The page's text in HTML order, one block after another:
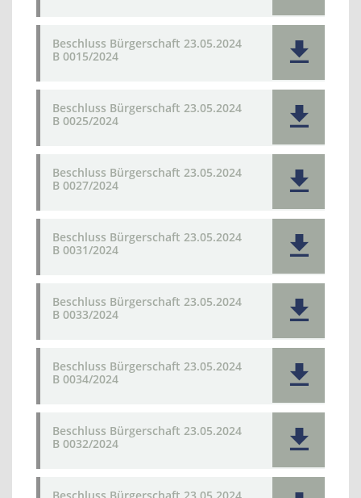
Beschluss Bürgerschaft 23.05.2024
B 0015/2024
Beschluss Bürgerschaft 23.05.2024
B 0025/2024
Beschluss Bürgerschaft 23.05.2024
B 0027/2024
Beschluss Bürgerschaft 23.05.2024
B 0031/2024
Beschluss Bürgerschaft 23.05.2024
B 0033/2024
Beschluss Bürgerschaft 23.05.2024
B 0034/2024
Beschluss Bürgerschaft 23.05.2024
B 0032/2024